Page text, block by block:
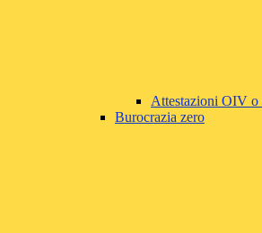
Attestazioni OIV o
Burocrazia zero